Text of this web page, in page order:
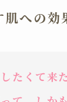
肌への効
たくて来